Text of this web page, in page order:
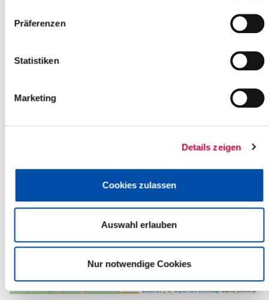
Präferenzen
Statistiken
Marketing
Details zeigen
Cookies zulassen
Auswahl erlauben
Nur notwendige Cookies
Back to selection
+
Leaflet| ©OpenStreetMapcontributors